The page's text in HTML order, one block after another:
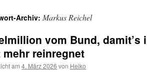
Archiv: Markus Reichel
vom Bund,
reinregnet
am 4. März 2026 von Heiko